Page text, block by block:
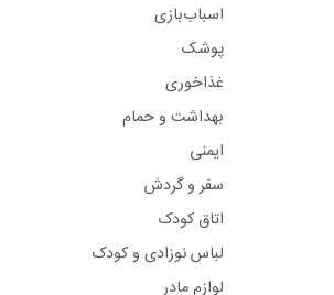
اسباب‌بازی
پوشک
غذاخوری
بهداشت و حمام
ایمنی
سفر و گردش
اتاق کودک
لباس نوزادی و کودک
لوازم مادر